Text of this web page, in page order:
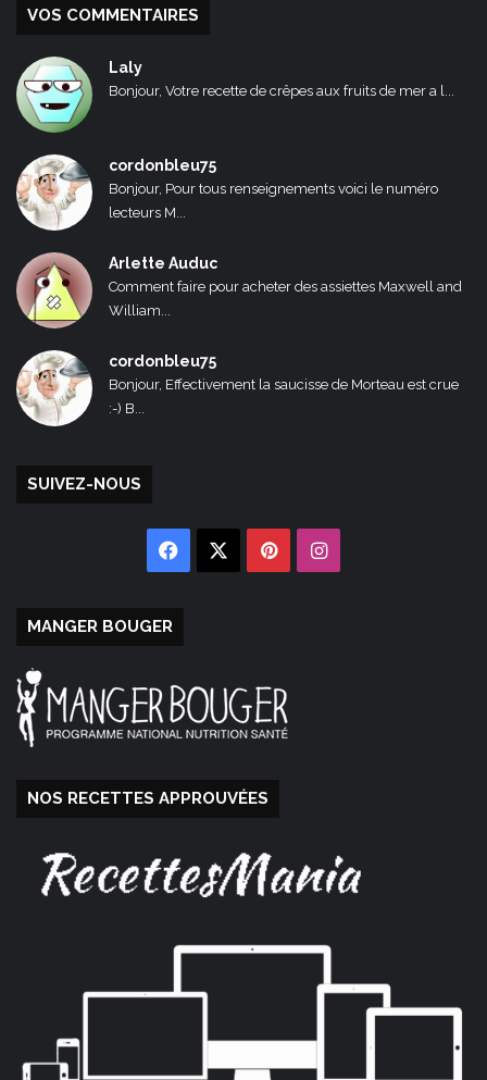
VOS COMMENTAIRES
Laly
Bonjour, Votre recette de crêpes aux fruits de mer a l...
cordonbleu75
Bonjour, Pour tous renseignements voici le numéro
lecteurs M...
Arlette Auduc
Comment faire pour acheter des assiettes Maxwell and
William...
cordonbleu75
Bonjour, Effectivement la saucisse de Morteau est crue
:-) B...
SUIVEZ-NOUS
Facebook PinterestInstagram
MANGER BOUGER
NOS RECETTES APPROUVÉES